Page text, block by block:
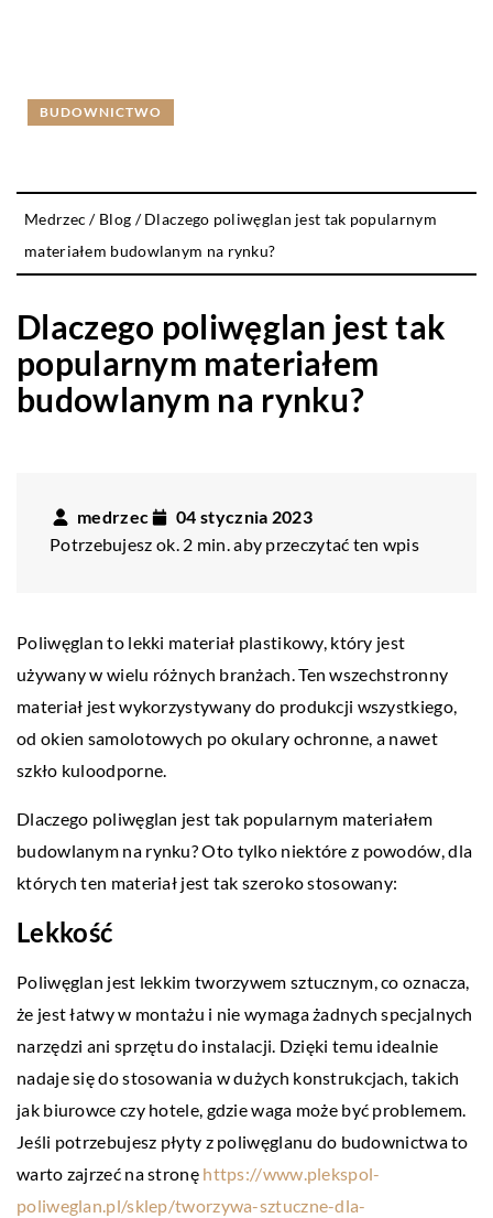
BUDOWNICTWO
Medrzec / Blog /Dlaczego poliwęglan jest tak popularnym
materiałem budowlanym na rynku?
Dlaczego poliwęglan jest tak
popularnym materiałem
budowlanym na rynku?
medrzec
04 stycznia 2023
Potrzebujesz ok. 2 min. aby przeczytać ten wpis
Poliwęglan to lekki materiał plastikowy, który jest
używany w wielu różnych branżach. Ten wszechstronny
materiał jest wykorzystywany do produkcji wszystkiego,
od okien samolotowych po okulary ochronne, a nawet
szkło kuloodporne.
Dlaczego poliwęglan jest tak popularnym materiałem
budowlanym na rynku? Oto tylko niektóre z powodów, dla
których ten materiał jest tak szeroko stosowany:
Lekkość
Poliwęglan jest lekkim tworzywem sztucznym, co oznacza,
że jest łatwy w montażu i nie wymaga żadnych specjalnych
narzędzi ani sprzętu do instalacji. Dzięki temu idealnie
nadaje się do stosowania w dużych konstrukcjach, takich
jak biurowce czy hotele, gdzie waga może być problemem.
Jeśli potrzebujesz płyty z poliwęglanu do budownictwa to
warto zajrzeć na stronę https://www.plekspol-
poliweglan.pl/sklep/tworzywa-sztuczne-dla-